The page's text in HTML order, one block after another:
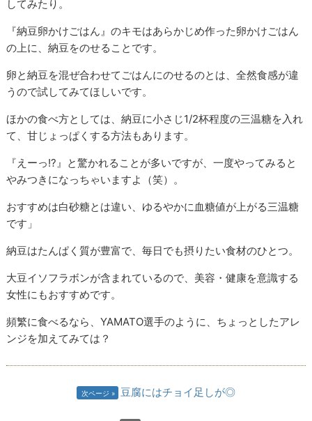
してみたり。
『納豆卵かけごはん』のキモはあらかじめ作った卵かけごはん
の上に、納豆をのせることです。
卵と納豆を混ぜ合わせてごはんにのせるのとは、全然食感が違
うので試してみてほしいです。
ほかの食べ方としては、納豆に小さじ1/2杯程度の三温糖を入れ
て、甘じょっぱくする方法もあります。
『えーっ!?』と驚かれることが多いですが、一度やってみると
やみつきになっちゃいますよ（笑）。
おすすめは白砂糖とは違い、ゆるやかに血糖値が上がる三温糖
です」
納豆はたんぱく質が豊富で、毎日でも摂りたい食材のひとつ。
大豆イソフラボンが含まれているので、美容・健康を意識する
女性にもおすすめです。
頻繁に食べるなら、YAMATO選手のように、ちょっとしたアレ
ンジを加えてみては？
次ページ 豆腐にはチョイ足しが◎